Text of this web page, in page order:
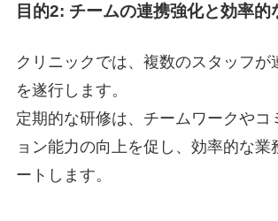
目的2: チームの連携強化と効率的
クリニックでは、複数のスタッフが
を遂行します。
定期的な研修は、チームワークやコ
ョン能力の向上を促し、効率的な業
ートします。